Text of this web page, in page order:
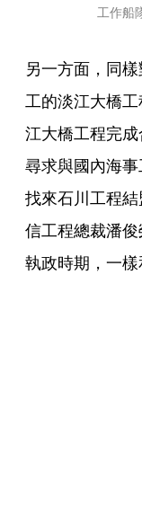
工作船
另一方面，同
工的淡江大橋
江大橋工程完
尋求與國內海
找來石川工程
信工程總裁潘
執政時期，一樣